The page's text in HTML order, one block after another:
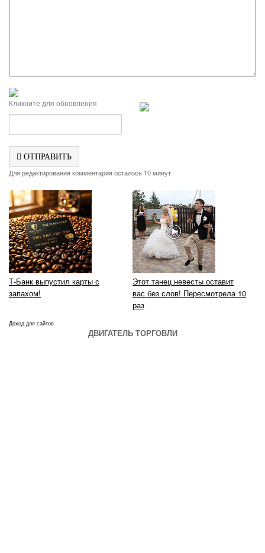
Кликните для обновления
ОТПРАВИТЬ
Для редактирования комментария осталось 10 минут
Т-Банк выпустил карты с
запахом!
Этот танец невесты оставит
вас без слов! Пересмотрела 10
раз
Доход для сайтов
ДВИГАТЕЛЬ ТОРГОВЛИ